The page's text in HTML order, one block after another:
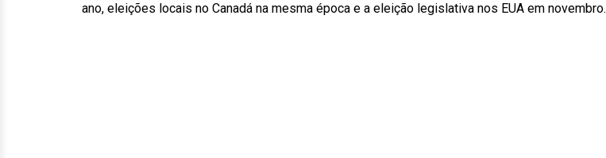
ano, eleições locais no Canadá na mesma época e a eleição legislativa nos EUA em novembro.